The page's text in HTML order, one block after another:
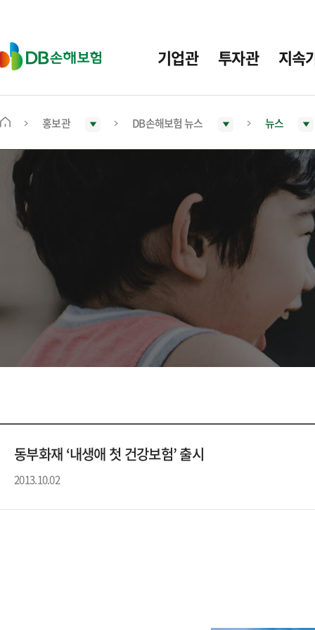
D
B
보
기업관 투자관 지속
메
홍보관 DB손해보험 뉴스 뉴스
동부화재 ‘내생애 첫 건강보험’ 출시
2013.10.02